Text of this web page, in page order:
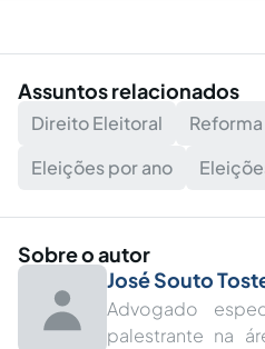
Assuntos relacionados
Direito Eleitoral
Eleições por ano
Sobre o autor
José Souto
Advogado
palestrante na